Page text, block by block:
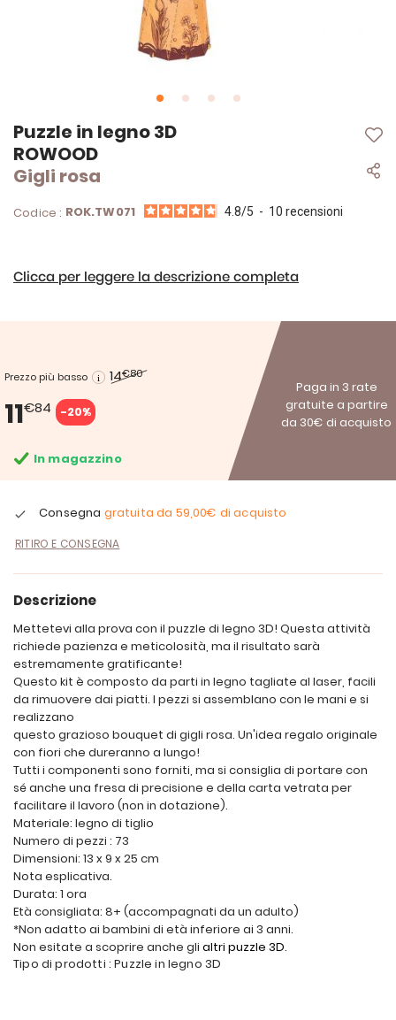
Puzzle in legno 3D
ROWOOD
Gigli rosa
Codice : ROK.TW071 4.8/5 - 10recensioni
Clicca per leggere la descrizione completa
Prezzo più basso 14€80
11€84 -20%
Paga in 3 rate
gratuite a partire
da 30€ di acquisto
In magazzino
Consegna gratuita da 59,00€ di acquisto
RITIRO E CONSEGNA
Vai
all'inizio
della
galleria
immagini
Descrizione
Mettetevi alla prova con il puzzle di legno 3D! Questa attività
richiede pazienza e meticolosità, ma il risultato sarà
estremamente gratificante!
Questo kit è composto da parti in legno tagliate al laser, facili
da rimuovere dai piatti. I pezzi si assemblano con le mani e si
realizzano
questo grazioso bouquet di gigli rosa. Un'idea regalo originale
con fiori che dureranno a lungo!
Tutti i componenti sono forniti, ma si consiglia di portare con
sé anche una fresa di precisione e della carta vetrata per
facilitare il lavoro (non in dotazione).
Materiale: legno di tiglio
Numero di pezzi : 73
Dimensioni: 13 x 9 x 25 cm
Nota esplicativa.
Durata: 1 ora
Età consigliata: 8+ (accompagnati da un adulto)
*Non adatto ai bambini di età inferiore ai 3 anni.
Non esitate a scoprire anche gli altri puzzle 3D.
Tipo di prodotti : Puzzle in legno 3D